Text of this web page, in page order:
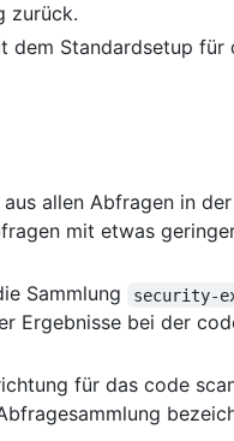
zurück.
dem Standardsetup für
allen Abfragen in der
mit etwas
Sammlung security-
Ergebnisse bei der
für das code